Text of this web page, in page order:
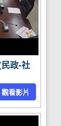
政-社
觀看影片